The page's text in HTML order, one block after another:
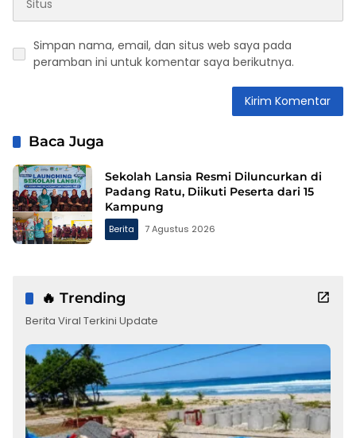
Simpan nama, email, dan situs web saya pada
peramban ini untuk komentar saya berikutnya.
Baca Juga
Sekolah Lansia Resmi Diluncurkan di
Padang Ratu, Diikuti Peserta dari 15
Kampung
Berita 7 Agustus 2026
🔥 Trending
Berita Viral Terkini Update